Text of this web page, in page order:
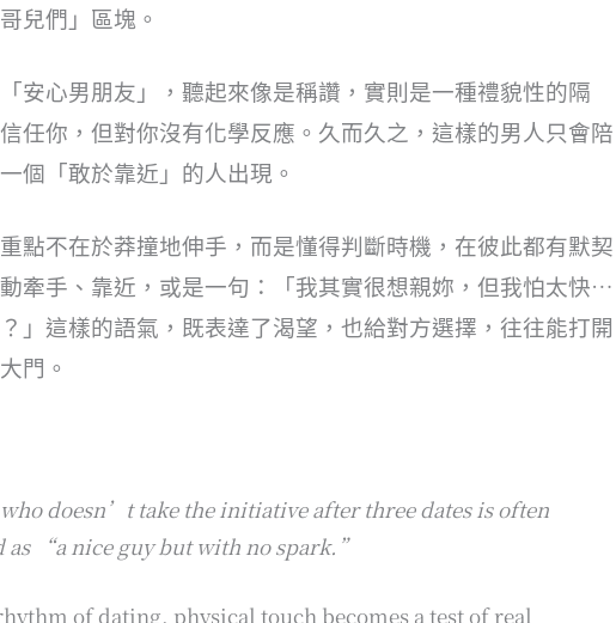
兒們」區塊。
安心男朋友」，聽起來像是稱讚，實則是一種禮貌性的隔
任你，但對你沒有化學反應。久而久之，這樣的男人只會陪
個「敢於靠近」的人出現。
點不在於莽撞地伸手，而是懂得判斷時機，在彼此都有默契
牽手、靠近，或是一句：「我其實很想親妳，但我怕太快…
」這樣的語氣，既表達了渴望，也給對方選擇，往往能打開
門。
doesn’t take the initiative after three dates is often
as “a nice guy but with no spark.”
of dating, physical touch becomes a test of real